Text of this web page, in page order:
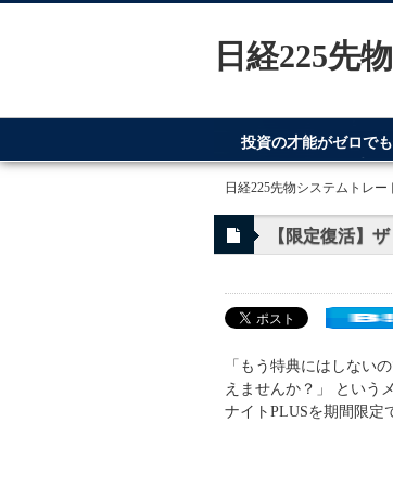
日経225先
投資の才能がゼロで
てるのが日経225先物
日経225先物システムトレ
【限定復活】
「もう特典にはしない
えませんか？」 という
ナイトPLUSを期間限定